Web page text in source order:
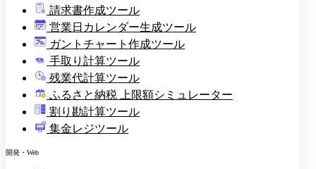
印
請求書作成ツール
営業日カレンダー生成ツール
ガントチャート作成ツール
手取り計算ツール
残業代計算ツール
ふるさと納税 上限額シミュレーター
割り勘計算ツール
集金レジツール
開発・Web